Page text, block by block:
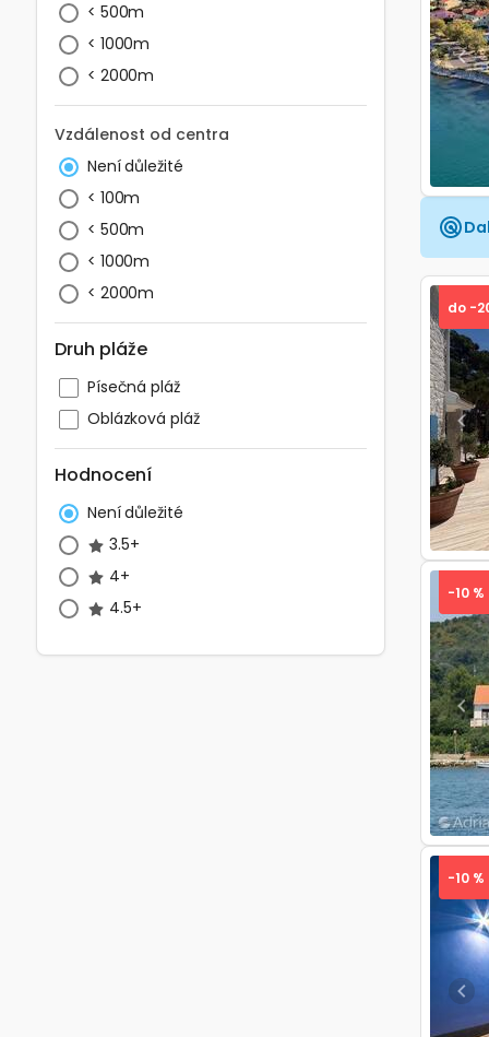
< 500m
< 1000m
< 2000m
Vzdálenost od centra
Není důležité
< 100m
< 500m
< 1000m
< 2000m
Druh pláže
Písečná pláž
Oblázková pláž
Hodnocení
Není důležité
3.5+
4+
4.5+
do -
-10 %
-10 %